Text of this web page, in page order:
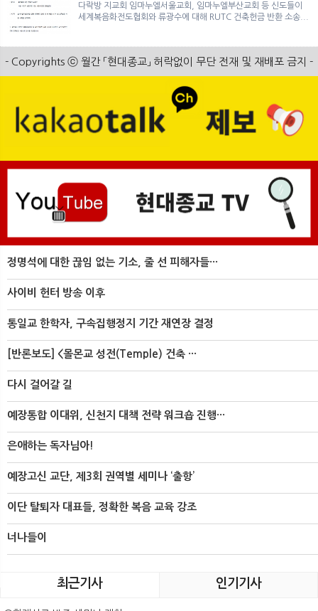
다락방 지교회 임마누엘서울교회, 임마누엘부산교회 등 신도들이
세계복음화전도협회와 류광수에 대해 RUTC 건축헌금 반환 소송...
- Copyrights ⓒ 월간 「현대종교」 허락없이 무단 전재 및 재배포 금지 -
정명석에 대한 끊임 없는 기소, 줄 선 피해자들···
사이비 헌터 방송 이후
통일교 한학자, 구속집행정지 기간 재연장 결정
[반론보도] <몰몬교 성전(Temple) 건축 ···
다시 걸어갈 길
예장통합 이대위, 신천지 대책 전략 워크숍 진행···
은애하는 독자님아!
예장고신 교단, 제3회 권역별 세미나 ‘출항’
이단 탈퇴자 대표들, 정확한 복음 교육 강조
너나들이
최근기사 인기기사